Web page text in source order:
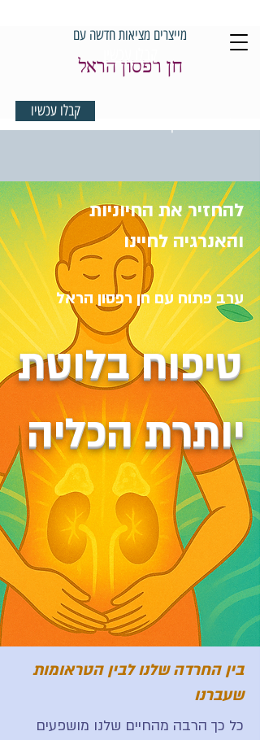
מייצרים מציאות חדשה עם
חן רפסון הראל
קבלו עכשיו
להחזיר את החיוניות
והאנרגיה לחיינו
ערב פתוח עם חן רפסון הראל
טיפוח בלוטת
יותרת הכליה
בין החרדה שלנו לבין הטראומות
שעברנו
כל כך הרבה מהחיים שלנו מושפעים